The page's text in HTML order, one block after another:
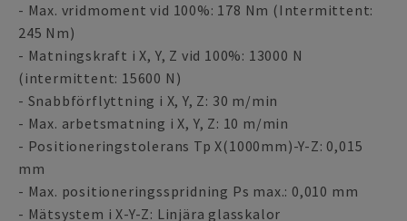
- Max. vridmoment vid 100%: 178 Nm (Intermittent:
245 Nm)
- Matningskraft i X, Y, Z vid 100%: 13000 N
(intermittent: 15600 N)
- Snabbförflyttning i X, Y, Z: 30 m/min
- Max. arbetsmatning i X, Y, Z: 10 m/min
- Positioneringstolerans Tp X(1000mm)-Y-Z: 0,015
mm
- Max. positioneringsspridning Ps max.: 0,010 mm
- Mätsystem i X-Y-Z: Linjära glasskalor